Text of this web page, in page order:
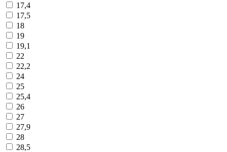
17,4
17,5
18
19
19,1
22
22,2
24
25
25,4
26
27
27,9
28
28,5